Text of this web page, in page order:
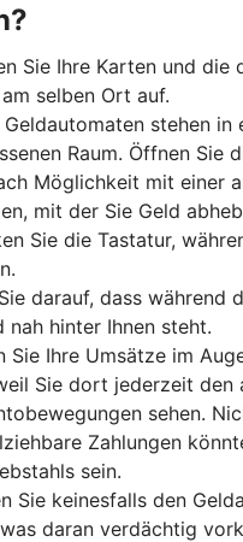
Sie Ihre Karten und die
selben Ort auf.
Geldautomaten stehen in
Raum. Öffnen Sie
Möglichkeit mit einer
mit der Sie Geld
Sie die Tastatur,
darauf, dass während
nah hinter Ihnen steht.
Sie Ihre Umsätze im
Sie dort jederzeit den
sehen.
Zahlungen
sein.
Sie keinesfalls den
daran verdächtig